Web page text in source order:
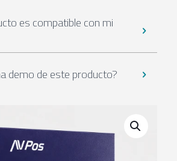
es compatible con mi
demo de este producto?